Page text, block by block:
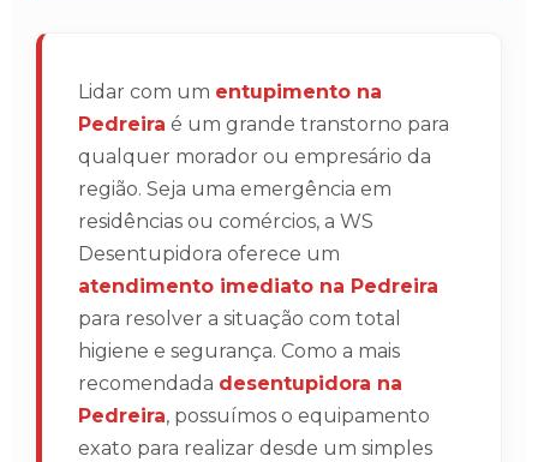
Lidar com um entupimento na
Pedreira é um grande transtorno para
qualquer morador ou empresário da
região. Seja uma emergência em
residências ou comércios, a WS
Desentupidora oferece um
atendimento imediato na Pedreira
para resolver a situação com total
higiene e segurança. Como a mais
recomendada desentupidora na
Pedreira, possuímos o equipamento
exato para realizar desde um simples